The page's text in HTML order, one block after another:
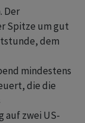
Der
Spitze um gut
dem
mindestens
die die
auf zwei US-